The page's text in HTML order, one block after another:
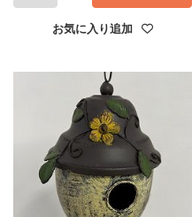
お気に入り追加